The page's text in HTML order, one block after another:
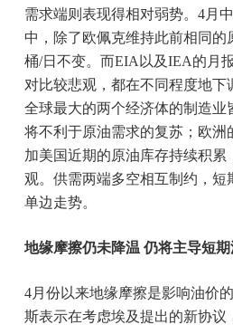
需求端则表现得相对弱势。4月
中，除了欧佩克维持此前相同的
桶/日不变。而EIA以及IEA的月
对比较悲观，都在不同程度地下
全球最大的两个经济体的制造业
将不利于原油需求的复苏；欧洲
加美国近期的原油库存持续积累
观。供需两端多空相互制约，短
单边走势。
地缘摩擦仍未降温 仍将主导短
4月份以来地缘摩擦是影响油价
斯表示在考虑埃及提出的新协议